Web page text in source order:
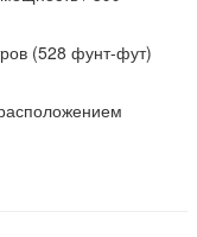
(528 фунт-фут)